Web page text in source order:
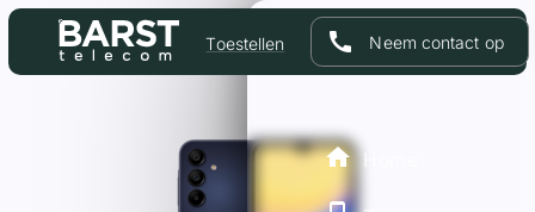
Toestellen call Neem contact op